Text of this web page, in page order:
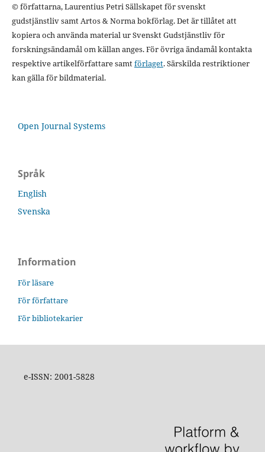
© författarna, Laurentius Petri Sällskapet för svenskt
gudstjänstliv samt Artos & Norma bokförlag. Det är tillåtet att
kopiera och använda material ur Svenskt Gudstjänstliv för
forskningsändamål om källan anges. För övriga ändamål kontakta
respektive artikelförfattare samtförlaget. Särskilda restriktioner
kan gälla för bildmaterial.
Open Journal Systems
Språk
English
Svenska
Information
För läsare
För författare
För bibliotekarier
e-ISSN: 2001-5828